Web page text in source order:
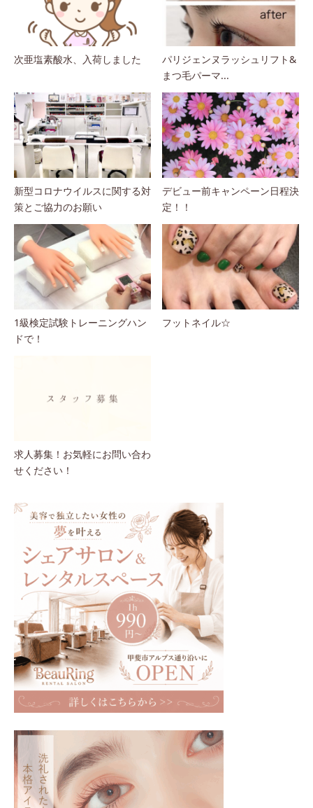
次亜塩素酸水、入荷しました
パリジェンヌラッシュリフト&
まつ毛パーマ...
新型コロナウイルスに関する対
策とご協力のお願い
デビュー前キャンペーン日程決
定！！
1級検定試験トレーニングハン
ドで！
フットネイル☆
求人募集！お気軽にお問い合わ
せください！